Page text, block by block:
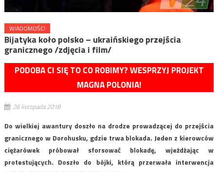
WIADOMOŚCI
Bijatyka koło polsko – ukraińskiego przejścia
granicznego /zdjęcia i film/
PODOBA CI SIĘ TO CO ROBIMY? WESPRZYJ PROJEKT
MAGNA POLONIA!
26 listopada 2018
Do wielkiej awantury doszło na drodze prowadzącej do przejścia
granicznego w Dorohusku, gdzie trwa blokada. Jeden z kierowców
ciężarówek próbował sforsować blokadę, wjeżdżając w
protestujących. Doszło do bójki, którą przerwała interwencja